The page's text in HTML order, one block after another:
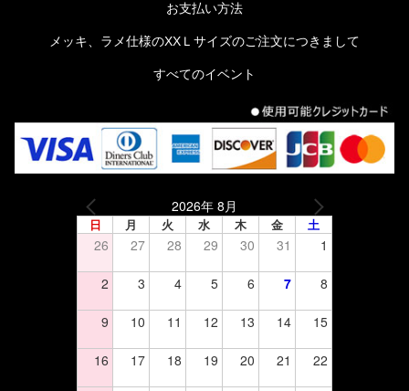
お支払い方法
メッキ、ラメ仕様のXXＬサイズのご注文につきまして
すべてのイベント
2026年 8月
日 月 火 水 木 金 土
26 27 28 29 30 31 1
2 3 4 5 6 7 8
9 10 11 12 13 14 15
16 17 18 19 20 21 22